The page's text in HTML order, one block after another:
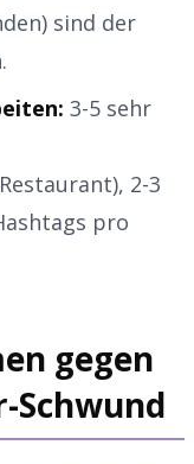
sind der
3-5 sehr
2-3
pro
gegen
Schwund